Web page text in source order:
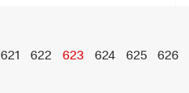
621 622 623 624 625 626